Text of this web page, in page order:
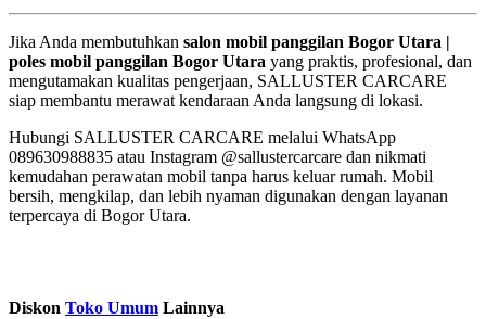
Jika Anda membutuhkan salon mobil panggilan Bogor Utara |
poles mobil panggilan Bogor Utara yang praktis, profesional, dan
mengutamakan kualitas pengerjaan, SALLUSTER CARCARE
siap membantu merawat kendaraan Anda langsung di lokasi.
Hubungi SALLUSTER CARCARE melalui WhatsApp
089630988835 atau Instagram @sallustercarcare dan nikmati
kemudahan perawatan mobil tanpa harus keluar rumah. Mobil
bersih, mengkilap, dan lebih nyaman digunakan dengan layanan
terpercaya di Bogor Utara.
Diskon Toko Umum Lainnya